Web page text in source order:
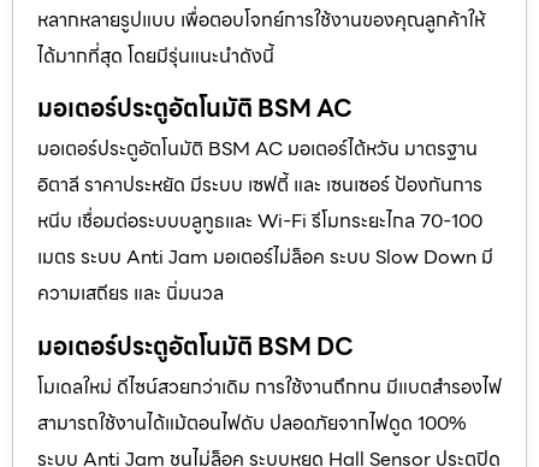
หลากหลายรูปแบบ เพื่อตอบโจทย์การใช้งานของคุณลูกค้าให้
ได้มากที่สุด โดยมีรุ่นแนะนำดังนี้
มอเตอร์ประตูอัตโนมัติ BSM AC
มอเตอร์ประตูอัตโนมัติ BSM AC มอเตอร์ไต้หวัน มาตรฐาน
อิตาลี ราคาประหยัด มีระบบ เซฟตี้ และ เซนเซอร์ ป้องกันการ
หนีบ เชื่อมต่อระบบบลูทูธและ Wi-Fi รีโมทระยะไกล 70-100
เมตร ระบบ Anti Jam มอเตอร์ไม่ล็อค ระบบ Slow Down มี
ความเสถียร และ นิ่มนวล
มอเตอร์ประตูอัตโนมัติ BSM DC
โมเดลใหม่ ดีไซน์สวยกว่าเดิม การใช้งานถึกทน มีแบตสำรองไฟ
สามารถใช้งานได้แม้ตอนไฟดับ ปลอดภัยจากไฟดูด 100%
ระบบ Anti Jam ชนไม่ล็อค ระบบหยุด Hall Sensor ประตูปิด